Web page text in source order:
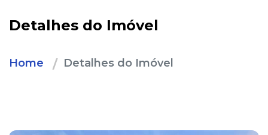
Detalhes do Imóvel
Home Detalhes do Imóvel